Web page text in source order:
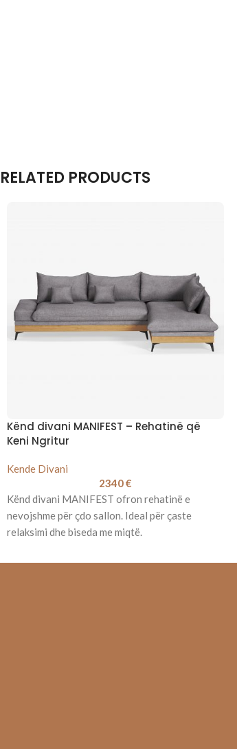
RELATED PRODUCTS
Kënd divani MANIFEST – Rehatinë që
Keni Ngritur
Kende Divani
2340€
Kënd divani MANIFEST ofron rehatinë e
nevojshme për çdo sallon. Ideal për çaste
relaksimi dhe biseda me miqtë.